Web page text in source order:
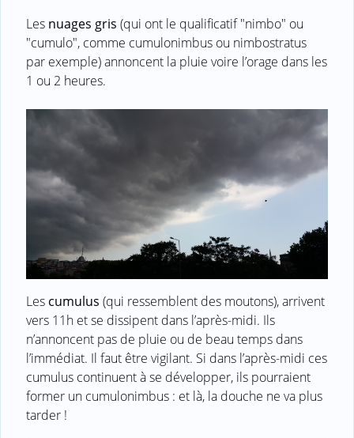
Les nuages gris (qui ont le qualificatif "nimbo" ou
"cumulo", comme cumulonimbus ou nimbostratus
par exemple) annoncent la pluie voire l’orage dans les
1 ou 2 heures.
Les cumulus (qui ressemblent des moutons), arrivent
vers 11h et se dissipent dans l’après-midi. Ils
n’annoncent pas de pluie ou de beau temps dans
l’immédiat. Il faut être vigilant. Si dans l’après-midi ces
cumulus continuent à se développer, ils pourraient
former un cumulonimbus : et là, la douche ne va plus
tarder !